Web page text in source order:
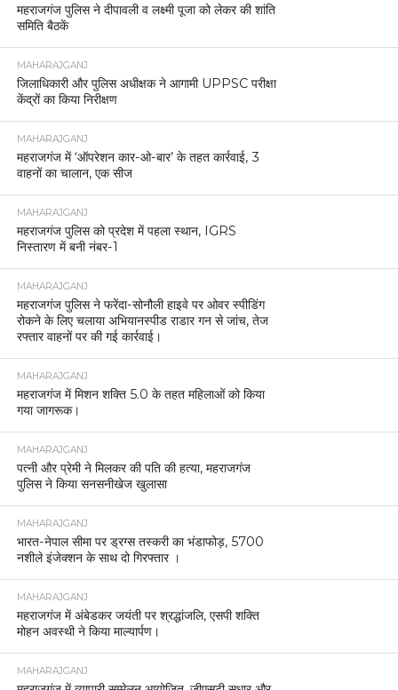
महराजगंज पुलिस ने दीपावली व लक्ष्मी पूजा को लेकर की शांति
समिति बैठकें
MAHARAJGANJ
जिलाधिकारी और पुलिस अधीक्षक ने आगामी UPPSC परीक्षा
केंद्रों का किया निरीक्षण
MAHARAJGANJ
महराजगंज में ‘ऑपरेशन कार-ओ-बार’ के तहत कार्रवाई, 3
वाहनों का चालान, एक सीज
MAHARAJGANJ
महराजगंज पुलिस को प्रदेश में पहला स्थान, IGRS
निस्तारण में बनी नंबर-1
MAHARAJGANJ
महराजगंज पुलिस ने फरेंदा-सोनौली हाइवे पर ओवर स्पीडिंग
रोकने के लिए चलाया अभियानस्पीड राडार गन से जांच, तेज
रफ्तार वाहनों पर की गई कार्रवाई।
MAHARAJGANJ
महराजगंज में मिशन शक्ति 5.0 के तहत महिलाओं को किया
गया जागरूक।
MAHARAJGANJ
पत्नी और प्रेमी ने मिलकर की पति की हत्या, महराजगंज
पुलिस ने किया सनसनीखेज खुलासा
MAHARAJGANJ
भारत-नेपाल सीमा पर ड्रग्स तस्करी का भंडाफोड़, 5700
नशीले इंजेक्शन के साथ दो गिरफ्तार ।
MAHARAJGANJ
महराजगंज में अंबेडकर जयंती पर श्रद्धांजलि, एसपी शक्ति
मोहन अवस्थी ने किया माल्यार्पण।
MAHARAJGANJ